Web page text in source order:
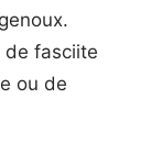
de fasciite
ou de